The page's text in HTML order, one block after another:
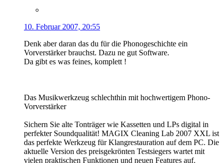
10. Februar 2007, 20:55
Denk aber daran das du für die Phonogeschichte ein
Vorverstärker brauchst. Dazu ne gut Software.
Da gibt es was feines, komplett !
Das Musikwerkzeug schlechthin mit hochwertigem Phono-
Vorverstärker
Sichern Sie alte Tonträger wie Kassetten und LPs digital in
perfekter Soundqualität! MAGIX Cleaning Lab 2007 XXL ist
das perfekte Werkzeug für Klangrestauration auf dem PC. Die
aktuelle Version des preisgekrönten Testsiegers wartet mit
vielen praktischen Funktionen und neuen Features auf.